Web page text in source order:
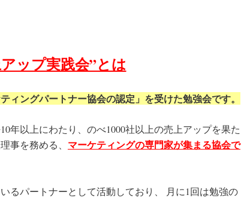
ップ実践会”とは
ィングパートナー協会の認定」を受けた勉強会です。
年以上にわたり、のべ1000社以上の売上アップを果た
事を務める、 マーケティングの専門家が集まる協会で
るパートナーとして活動しており、 月に1回は勉強の